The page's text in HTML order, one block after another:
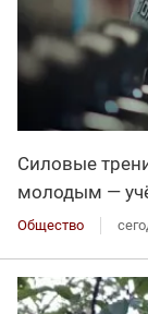
Силовые
молодым —
Общество